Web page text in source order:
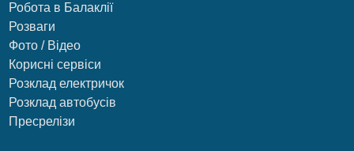
Робота в Балаклії
Розваги
Фото / Відео
Корисні сервіси
Розклад електричок
Розклад автобусів
Пресрелізи